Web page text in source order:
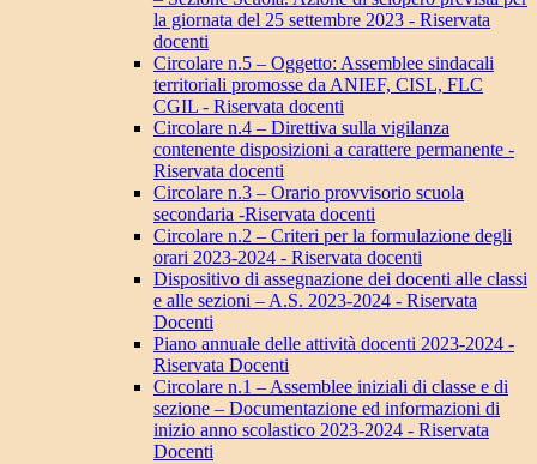
la giornata del 25 settembre 2023 - Riservata
docenti
Circolare n.5 – Oggetto: Assemblee sindacali
territoriali promosse da ANIEF, CISL, FLC
CGIL - Riservata docenti
Circolare n.4 – Direttiva sulla vigilanza
contenente disposizioni a carattere permanente -
Riservata docenti
Circolare n.3 – Orario provvisorio scuola
secondaria -Riservata docenti
Circolare n.2 – Criteri per la formulazione degli
orari 2023-2024 - Riservata docenti
Dispositivo di assegnazione dei docenti alle classi
e alle sezioni – A.S. 2023-2024 - Riservata
Docenti
Piano annuale delle attività docenti 2023-2024 -
Riservata Docenti
Circolare n.1 – Assemblee iniziali di classe e di
sezione – Documentazione ed informazioni di
inizio anno scolastico 2023-2024 - Riservata
Docenti